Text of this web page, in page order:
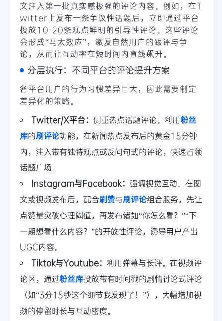
文注入第一批真实感极强的评论内容。例如，在T
witter上发布一条争议性话题后，立即通过平台
投放10-20条观点鲜明的引导性评论。这些评论
会形成“马太效应”，激发自然用户的跟评与争
论，从而让互动率在短时间内直线飙升。
分层执行：不同平台的评论提升方案
各平台用户的行为习惯差异巨大，因此需要制定
差异化的策略。
Twitter/X平台： 侧重热点话题评论。利用粉丝
库的刷评论功能，在新闻热点发布后的黄金15分钟
内，注入带有独特观点或反问句式的评论，快速占领
话题广场。
Instagram与Facebook： 强调视觉互动。在图
文或视频发布后，配合刷赞与刷评论组合服务，先让
点赞量突破心理阈值，再发布诸如“你怎么看？”“下
一期想看什么内容？”的开放性评论，诱导用户产出
UGC内容。
Tiktok与Youtube： 利用弹幕与长评。在视频评
论区，通过粉丝库投放带有时间戳的剧情讨论式评论
（如“3分15秒这个细节我发现了！”），大幅增加视
频的停留时长与互动密度。